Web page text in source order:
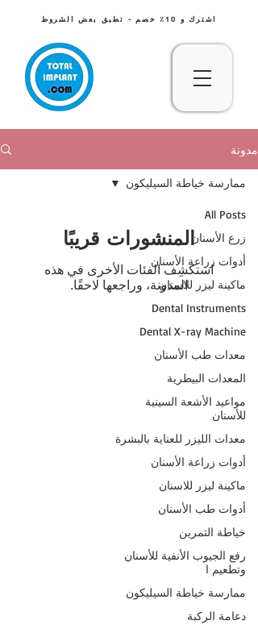
اشترك و 10٪ خصم - تطبق بعض الشروط
مدونة
All Posts
زرع الأسنان
أدوات زراعة الأسنان
ماكينة ليزر للاسنان
Dental Instruments
Dental X-ray Machine
معدات طب الأسنان
المعدات البيطرية
مواعيد الأشعة السينية
للأسنان
معدات الليزر للعناية بالبشرة
أدوات زراعة الأسنان
ماكينة ليزر للاسنان
أدوات طب الأسنان
خياطة التمرين
رفع الجيوب الأنفية للأسنان
وتطعيم ا
ممارسة خياطة السيليكون
دعامة الركبة
ممارسة خياطة السيليكون
المنشورات قريبًا
استكشِف الفئات الأخرى في هذه
المدونة، وراجعها لاحقًا.